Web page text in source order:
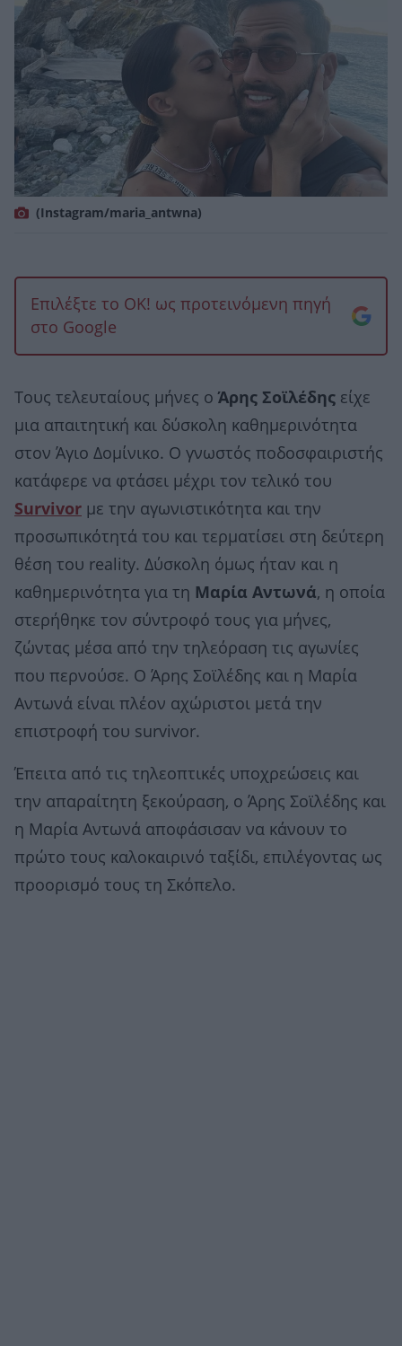
(Instagram/maria_antwna)
Επιλέξτε το OK! ως προτεινόμενη πηγή
στο Google
Τους τελευταίους μήνες ο Άρης Σοϊλέδης είχε
μια απαιτητική και δύσκολη καθημερινότητα
στον Άγιο Δομίνικο. Ο γνωστός ποδοσφαιριστής
κατάφερε να φτάσει μέχρι τον τελικό του
Survivor με την αγωνιστικότητα και την
προσωπικότητά του και τερματίσει στη δεύτερη
θέση του reality. Δύσκολη όμως ήταν και η
καθημερινότητα για τη Μαρία Αντωνά, η οποία
στερήθηκε τον σύντροφό τους για μήνες,
ζώντας μέσα από την τηλεόραση τις αγωνίες
που περνούσε. Ο Άρης Σοϊλέδης και η Μαρία
Αντωνά είναι πλέον αχώριστοι μετά την
επιστροφή του survivor.
Έπειτα από τις τηλεοπτικές υποχρεώσεις και
την απαραίτητη ξεκούραση, ο Άρης Σοϊλέδης και
η Μαρία Αντωνά αποφάσισαν να κάνουν το
πρώτο τους καλοκαιρινό ταξίδι, επιλέγοντας ως
προορισμό τους τη Σκόπελο.